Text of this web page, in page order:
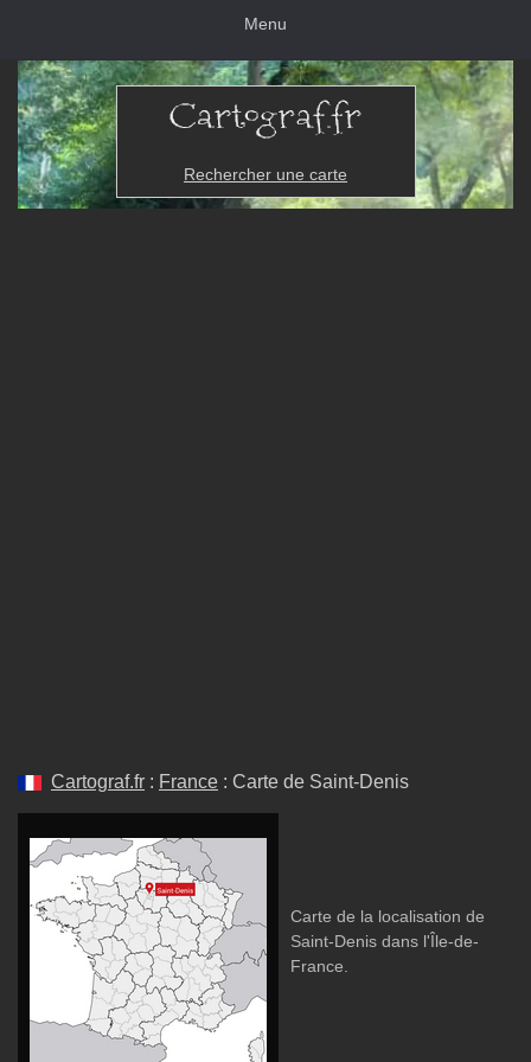
Menu
Rechercher une carte
Cartograf.fr : France : Carte de Saint-Denis
Carte de la localisation de
Saint-Denis dans l'Île-de-
France.